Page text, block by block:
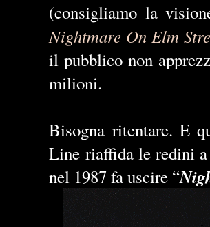
(consigliamo la
Nightmare On Elm
il pubblico non
milioni.
Bisogna ritentare. E
Line riaffida le redini
nel 1987 fa uscire “